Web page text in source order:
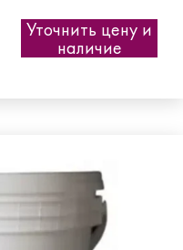
Уточнить цену и
наличие